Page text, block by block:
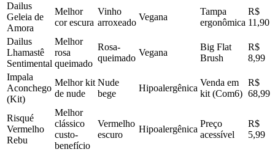
Dailus
Geleia de
Amora
Melhor
cor escura
Vinho
arroxeado
Vegana
Tampa
ergonômica
R$
11,90
Dailus
Lhamastê
Sentimental
Melhor
rosa
queimado
Rosa-
queimado
Vegana
Big Flat
Brush
R$
8,99
Impala
Aconchego
(Kit)
Melhor kit
de nude
Nude
bege
Hipoalergênica
Venda em
kit (Com6)
R$
68,99
Risqué
Vermelho
Rebu
Melhor
clássico
custo-
benefício
Vermelho
escuro
Hipoalergênica
Preço
acessível
R$
5,99